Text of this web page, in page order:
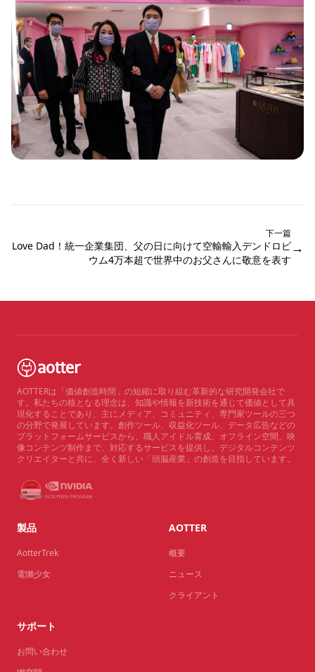
下一篇
Love Dad！統一企業集団、父の日に向けて空輸輸入デンドロビ
ウム4万本超で世界中のお父さんに敬意を表す
→
AOTTERは「価値創造時間」の短縮に取り組む革新的な研究開発会社で
す。私たちの核となる理念は、知識や情報を新技術を通じて価値として具
現化することであり、主にメディア、コミュニティ、専門家ツールの三つ
の分野で発展しています。創作ツール、収益化ツール、データ広告などの
プラットフォームサービスから、職人アイドル育成、オフライン空間、映
像コンテンツ制作まで、対応するサービスを提供し、デジタルコンテンツ
クリエイターと共に、全く新しい「頭脳産業」の創造を目指しています。
製品
AotterTrek
電獺少女
AOTTER
概要
ニュース
クライアント
サポート
お問い合わせ